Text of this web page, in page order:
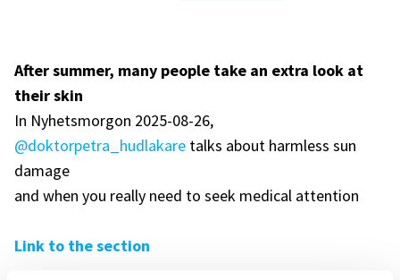
After summer, many people take an extra look at
their skin
In Nyhetsmorgon 2025-08-26,
@doktorpetra_hudlakare talks about harmless sun
damage
and when you really need to seek medical attention
Link to the section